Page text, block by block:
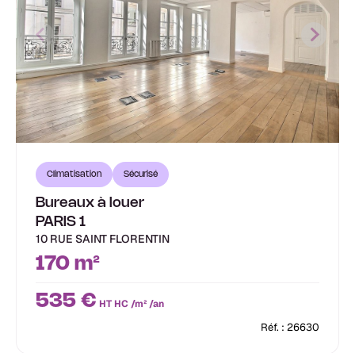
Climatisation Sécurisé
Bureaux à louer
PARIS 1
10 RUE SAINT FLORENTIN
170 m²
535 € HT HC /m² /an
Réf. : 26630